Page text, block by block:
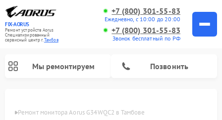
FIX-AORUS
Ремонт устройств Aorus
Специализированный
cервисный центр г.Тамбов
+7 (800) 301-55-83
Ежедневно, с 10:00 до 20:00
+7 (800) 301-55-83
Звонок бесплатный по РФ
Мы ремонтируем Позвонить
Ремонт монитора Aorus G34WQC2 в Тамбове